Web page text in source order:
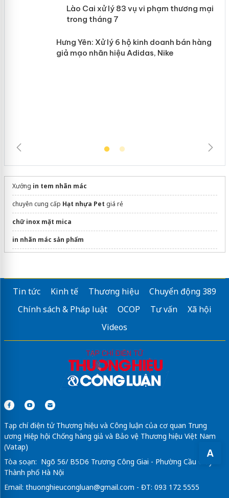
A
Lào Cai xử lý 83 vụ vi phạm thương
mại trong tháng 7
Xưởng in tem nhãn mác
chuyên cung cấp Hạt nhựa Pet giá rẻ
chữ inox mặt mica
in nhãn mác sản phẩm
Bán, cho thuê máy photocopy
Sửa máy rửa bát bosch
Tin tức Kinh tế Thương hiệu
Chuyển động 389
Chính sách & Pháp luật
OCOP Tư vấn
Xã hội
Videos
Tạp chí điện tử Thương hiệu và Công luận của cơ quan Trung
ương Hiệp hội Chống hàng giả và Bảo vệ Thương hiệu Việt Nam
(Vatap)
Tòa soạn: Ngõ 56/ B5D6 Trương Công Giai - Phường Cầu Giấy -
Thành phố Hà Nội
Email: thuonghieucongluan@gmail.com - ĐT: 093 172 5555